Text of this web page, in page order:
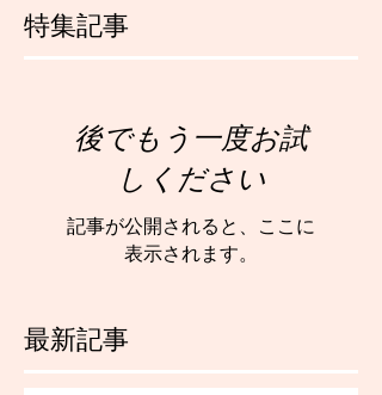
特集記事
最新記事
後でもう一度お試
しください
記事が公開されると、ここに
表示されます。